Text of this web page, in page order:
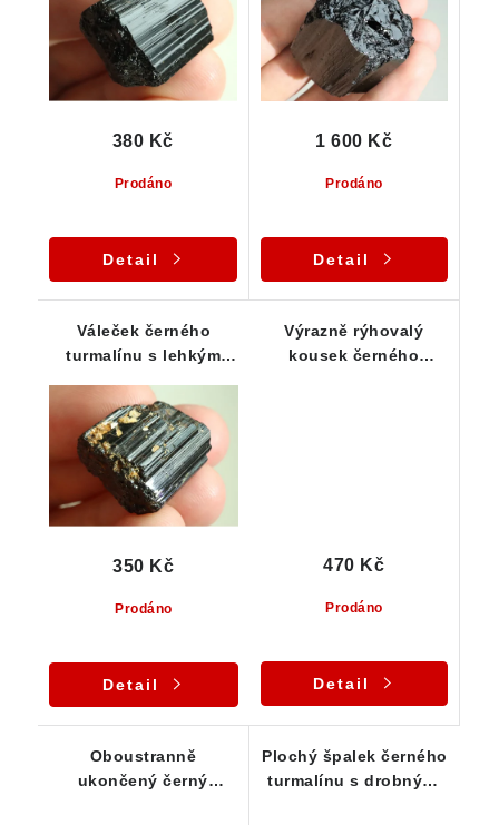
Prodáno
380 Kč
Detail
Prodáno
1 600 Kč
Detail
Váleček černého
turmalínu s lehkým
Prodáno
350 Kč
Detail
Výrazně rýhovalý
kousek černého
Prodáno
470 Kč
Detail
Oboustranně
ukončený černý
Plochý špalek černého
turmalínu s drobnými